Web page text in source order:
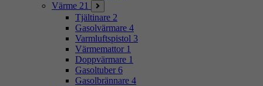
Värme 21
Tjältinare 2
Gasolvärmare 4
Varmluftspistol 3
Värmemattor 1
Doppvärmare 1
Gasoltuber 6
Gasolbrännare 4